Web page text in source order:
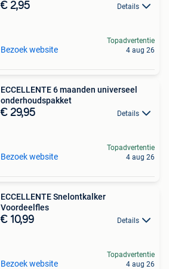
€ 2,95 Details
Bezoek website
Topadvertentie
4 aug 26
ECCELLENTE 6 maanden universeel
onderhoudspakket
€ 29,95 Details
Bezoek website
Topadvertentie
4 aug 26
ECCELLENTE Snelontkalker
Voordeelfles
€ 10,99 Details
Bezoek website
Topadvertentie
4 aug 26